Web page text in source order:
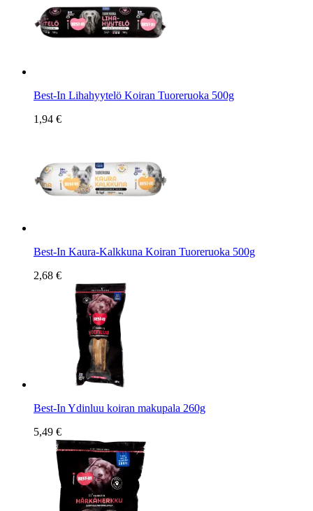
Best-In Lihahyytelö Koiran Tuoreruoka 500g
1,94 €
Best-In Kaura-Kalkkuna Koiran Tuoreruoka 500g
2,68 €
Best-In Ydinluu koiran makupala 260g
5,49 €